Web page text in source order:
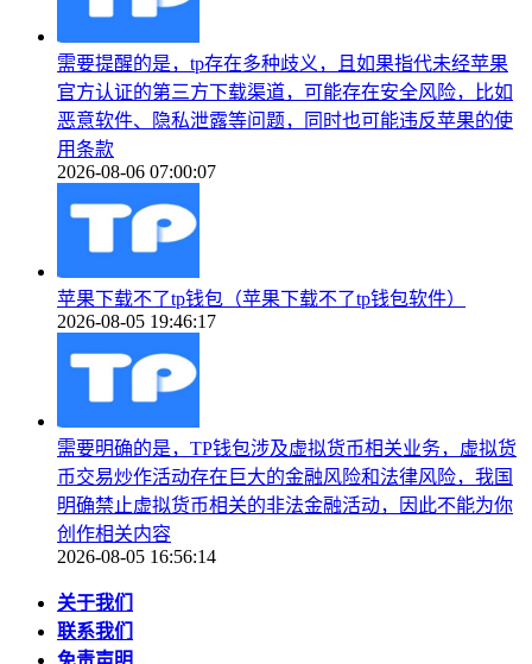
需要提醒的是，tp存在多种歧义，且如果指代未经苹果
官方认证的第三方下载渠道，可能存在安全风险，比如
恶意软件、隐私泄露等问题，同时也可能违反苹果的使
用条款
2026-08-06 07:00:07
苹果下载不了tp钱包（苹果下载不了tp钱包软件）
2026-08-05 19:46:17
需要明确的是，TP钱包涉及虚拟货币相关业务，虚拟货
币交易炒作活动存在巨大的金融风险和法律风险，我国
明确禁止虚拟货币相关的非法金融活动，因此不能为你
创作相关内容
2026-08-05 16:56:14
关于我们
联系我们
免责声明